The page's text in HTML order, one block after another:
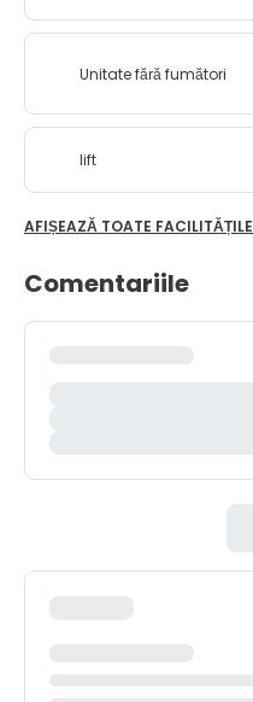
Unitate fără fumători
lift
AFIȘEAZĂ TOATE FACILITĂȚILE
Comentariile